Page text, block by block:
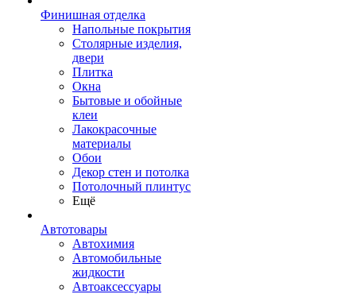
Финишная отделка
Напольные покрытия
Столярные изделия,
двери
Плитка
Окна
Бытовые и обойные
клеи
Лакокрасочные
материалы
Обои
Декор стен и потолка
Потолочный плинтус
Ещё
Автотовары
Автохимия
Автомобильные
жидкости
Автоаксессуары